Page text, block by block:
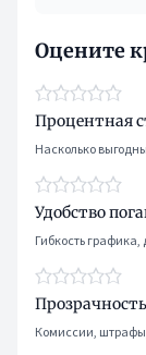
Оцените
Процентная
Насколько
Удобство
Гибкость
Комиссии,